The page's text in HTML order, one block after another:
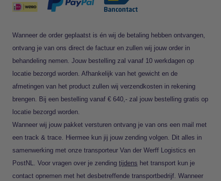
Wanneer de order geplaatst is én wij de betaling hebben ontvangen,
ontvang je van ons direct de factuur en zullen wij jouw order in
behandeling nemen. Jouw bestelling zal vanaf 10 werkdagen op
locatie bezorgd worden. Afhankelijk van het gewicht en de
afmetingen van het product zullen wij verzendkosten in rekening
brengen. Bij een bestelling vanaf € 640,- zal jouw bestelling gratis op
locatie bezorgd worden.
Wanneer wij jouw pakket versturen ontvang je van ons een mail met
een track & trace. Hiermee kun jij jouw zending volgen. Dit alles in
samenwerking met onze transporteur Van der Werff Logistics en
PostNL. Voor vragen over je zending tijdens het transport kun je
contact opnemen met het desbetreffende transportbedrijf. Wanneer